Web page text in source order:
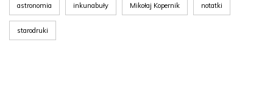
astronomia inkunabuły Mikołaj Kopernik notatki
starodruki